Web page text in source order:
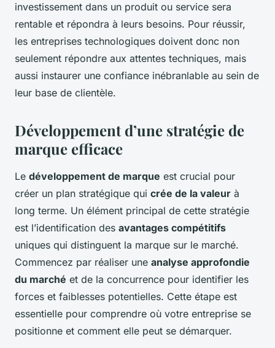
investissement dans un produit ou service sera
rentable et répondra à leurs besoins. Pour réussir,
les entreprises technologiques doivent donc non
seulement répondre aux attentes techniques, mais
aussi instaurer une confiance inébranlable au sein de
leur base de clientèle.
Développement d’une stratégie de
marque efficace
Le développement de marque est crucial pour
créer un plan stratégique qui crée de la valeur à
long terme. Un élément principal de cette stratégie
est l’identification des avantages compétitifs
uniques qui distinguent la marque sur le marché.
Commencez par réaliser une analyse approfondie
du marché et de la concurrence pour identifier les
forces et faiblesses potentielles. Cette étape est
essentielle pour comprendre où votre entreprise se
positionne et comment elle peut se démarquer.